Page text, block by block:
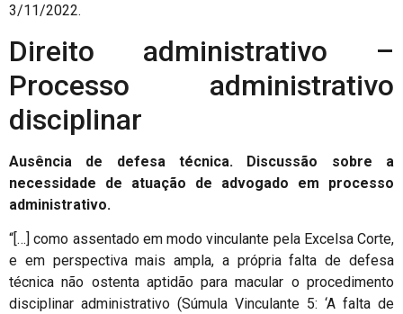
3/11/2022.
Direito administrativo –
Processo administrativo
disciplinar
Ausência de defesa técnica. Discussão sobre a
necessidade de atuação de advogado em processo
administrativo.
“[…] como assentado em modo vinculante pela Excelsa Corte,
e em perspectiva mais ampla, a própria falta de defesa
técnica não ostenta aptidão para macular o procedimento
disciplinar administrativo (Súmula Vinculante 5: ‘A falta de